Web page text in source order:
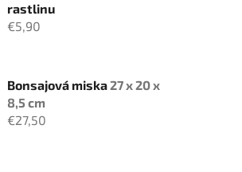
rastlinu
€5,90
Bonsajová miska27 x 20 x
8,5 cm
€27,50